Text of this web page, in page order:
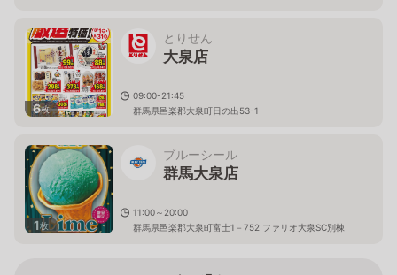
6枚
とりせん
大泉店
09:00-21:45
群馬県邑楽郡大泉町日の出53-1
1枚
ブルーシール
群馬大泉店
11:00～20:00
群馬県邑楽郡大泉町富士1－752 ファリオ大泉SC別棟